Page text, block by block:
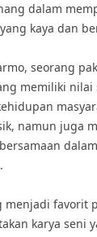
dalam
kaya dan
seorang
memiliki nilai
namun juga
menjadi favorit
karya seni